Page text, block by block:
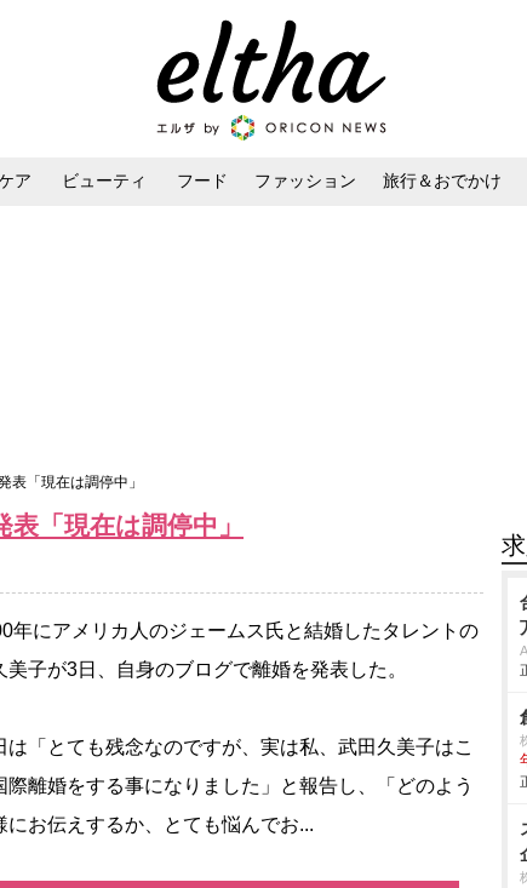
ア ビューティ フード ファッション 旅行＆おでかけ
表「現在は調停中」
「現在は調停中」
にアメリカ人のジェームス氏と結婚したタレントの
美子が3日、自身のブログで離婚を発表した。
「とても残念なのですが、実は私、武田久美子はこ
際離婚をする事になりました」と報告し、「どのよう
にお伝えするか、とても悩んでお...